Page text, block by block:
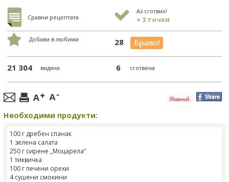
Сравни рецептата
Аз сготвих!
+ 3 точки
Добави в любими 28
21 304 видяна 6 сготвена
Необходими продукти:
100 г дребен спанак
1 зелена салата
250 г сирене „Моцарела”
1 тиквичка
100 г печени орехи
4 сушени смокини